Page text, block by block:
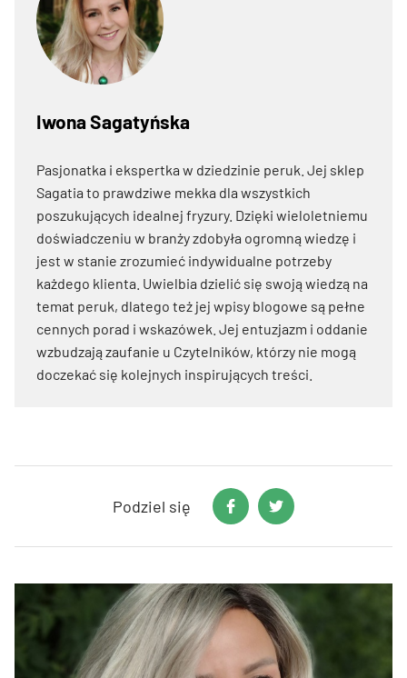
Iwona Sagatyńska
Pasjonatka i ekspertka w dziedzinie peruk. Jej sklep
Sagatia to prawdziwe mekka dla wszystkich
poszukujących idealnej fryzury. Dzięki wieloletniemu
doświadczeniu w branży zdobyła ogromną wiedzę i
jest w stanie zrozumieć indywidualne potrzeby
każdego klienta. Uwielbia dzielić się swoją wiedzą na
temat peruk, dlatego też jej wpisy blogowe są pełne
cennych porad i wskazówek. Jej entuzjazm i oddanie
wzbudzają zaufanie u Czytelników, którzy nie mogą
doczekać się kolejnych inspirujących treści.
Podziel się